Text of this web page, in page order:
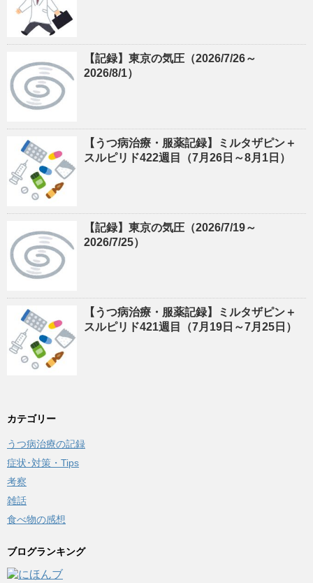
【記録】東京の気圧（2026/7/26～
2026/8/1）
【うつ病治療・服薬記録】ミルタザピン＋
スルピリド422週目（7月26日～8月1日）
【記録】東京の気圧（2026/7/19～
2026/7/25）
【うつ病治療・服薬記録】ミルタザピン＋
スルピリド421週目（7月19日～7月25日）
カテゴリー
うつ病治療の記録
症状･対策・Tips
考察
雑話
食べ物の感想
ブログランキング